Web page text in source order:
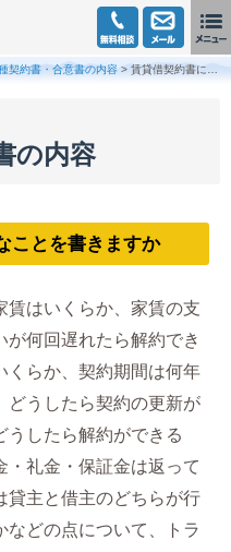
契約書・合意書の内容 > 賃貸借契約書にはどんなことを書きますか
の内容
ことを書きますか
賃はいくらか、家賃の支
何回遅れたら解約でき
くらか、契約期間は何年
どうしたら契約の更新が
うしたら解約ができる
・礼金・保証金は返って
貸主と借主のどちらが行
などの点について、トラ